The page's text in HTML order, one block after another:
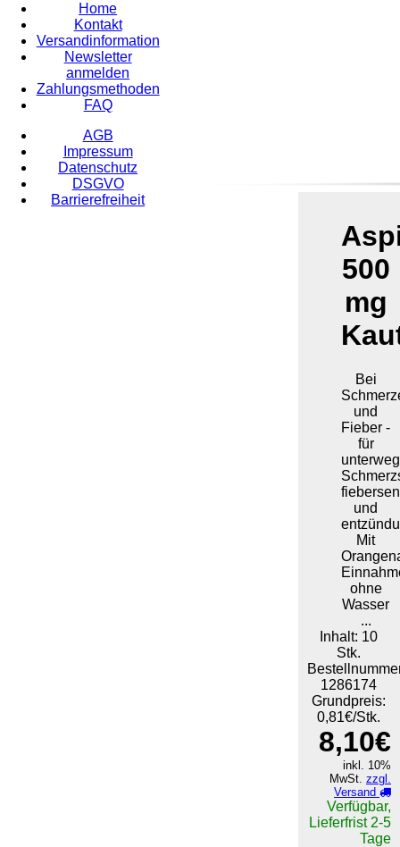
500
mg
Bei
und
Fieber -
für
und
Mit
ohne
Wasser
...
Inhalt: 10
Stk.
1286174
Grundpreis:
0,81€/Stk.
8,10€
inkl. 10%
MwSt. zzgl.
Versand
Verfügbar,
Lieferfrist 2-5
Tage
Home
Kontakt
Versandinformation
Newsletter
anmelden
Zahlungsmethoden
FAQ
AGB
Impressum
Datenschutz
DSGVO
Barrierefreiheit